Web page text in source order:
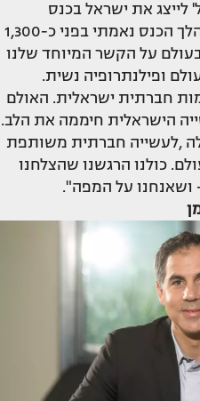
לייצג את ישראל בכנס
הבינלאומי של אריה יהודה. במהלך הכנס נאמתי בפני כ-1,300
על הקשר המיוחד שלנו
ופילנתרופיה נשית.
חברתית ישראלית. האולם
הישראלית חיממה את הלב.
,לעשייה חברתית משותפת
כולנו הרגשנו שהצלחנו
ושאנחנו על המפה".